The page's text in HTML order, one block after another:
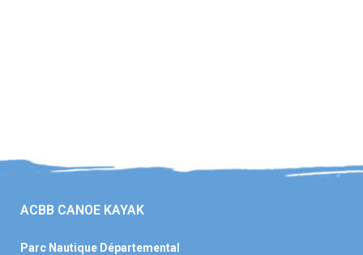
ACBB CANOE KAYAK
Parc Nautique Départemental